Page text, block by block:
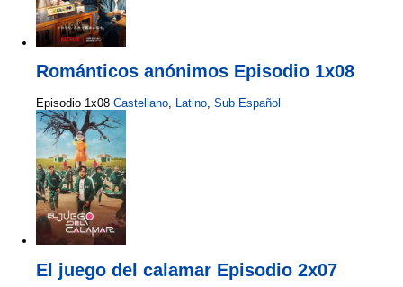
Románticos anónimos Episodio 1x08
Episodio 1x08 Castellano, Latino, Sub Español
El juego del calamar Episodio 2x07